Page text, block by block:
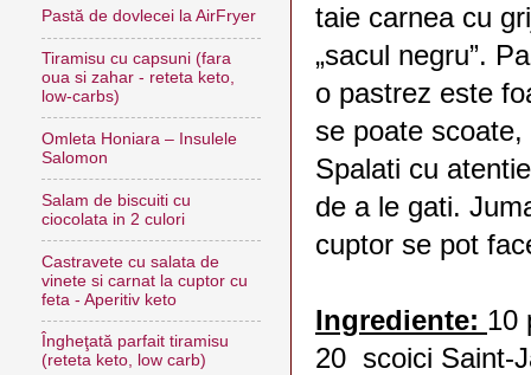
taie carnea cu
„sacul negru”.
o pastrez este
se poate
Spalati cu
de a le gati.
cuptor se pot
Ingrediente: 10
20 scoici Saint-
Pastă de dovlecei la AirFryer
Tiramisu cu capsuni (fara
oua si zahar - reteta keto,
low-carbs)
Omleta Honiara – Insulele
Salomon
Salam de biscuiti cu
ciocolata in 2 culori
Castravete cu salata de
vinete si carnat la cuptor cu
feta - Aperitiv keto
Îngheţată parfait tiramisu
(reteta keto, low carb)